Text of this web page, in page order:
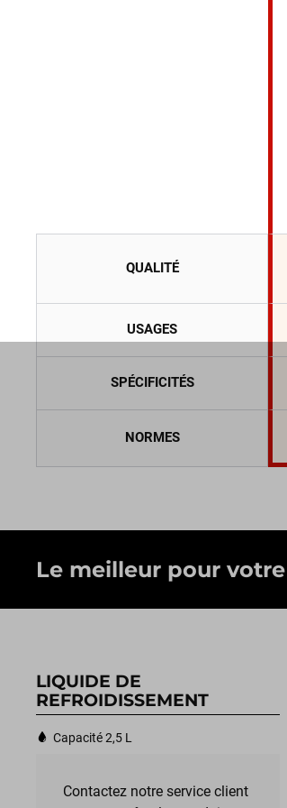
QUALITÉ
USAGES
SPÉCIFICITÉS
NORMES
Le meilleur pour votre
LIQUIDE DE
REFROIDISSEMENT
Capacité 2,5 L
Contactez notre service client